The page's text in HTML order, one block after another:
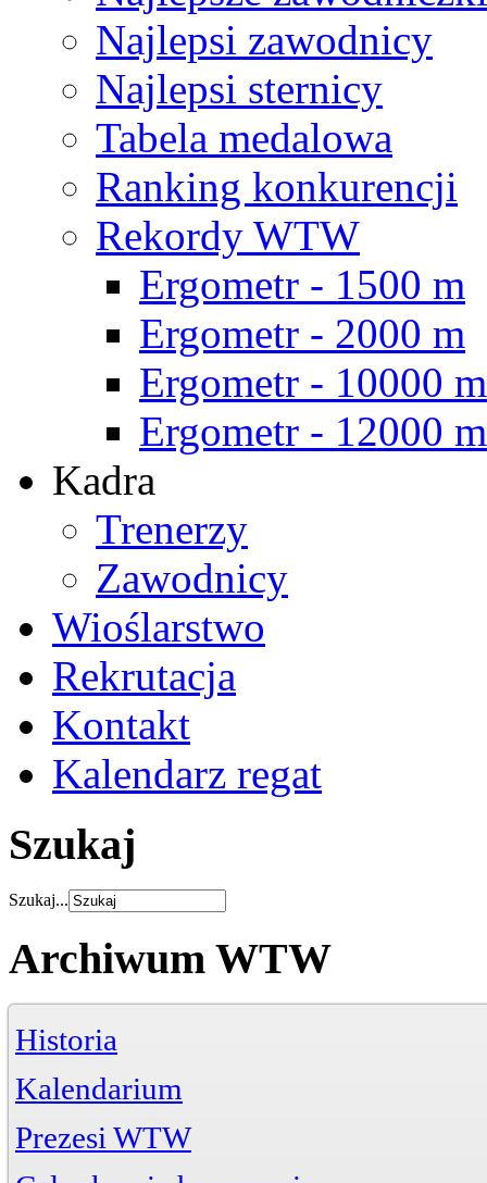
Najlepsi zawodnicy
Najlepsi sternicy
Tabela medalowa
Ranking konkurencji
Rekordy WTW
Ergometr - 1500 m
Ergometr - 2000 m
Ergometr - 10000 m
Ergometr - 12000 m
Kadra
Trenerzy
Zawodnicy
Wioślarstwo
Rekrutacja
Kontakt
Kalendarz regat
Szukaj
Szukaj...
Archiwum WTW
Historia
Kalendarium
Prezesi WTW